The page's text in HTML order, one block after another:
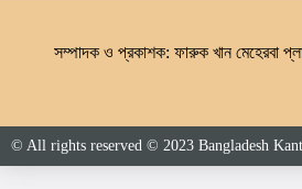
সম্পাদক ও প্রকাশক: ফারুক খান মেহেরবা
© All rights reserved © 2023 Bangladesh